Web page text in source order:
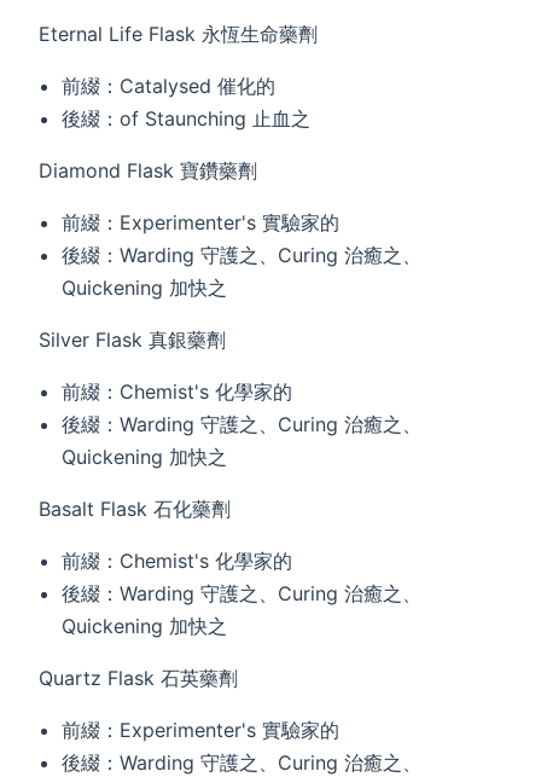
Eternal Life Flask 永恆生命藥劑
前綴：Catalysed 催化的
後綴：of Staunching 止血之
Diamond Flask 寶鑽藥劑
前綴：Experimenter's 實驗家的
後綴：Warding 守護之、Curing 治癒之、
Quickening 加快之
Silver Flask 真銀藥劑
前綴：Chemist's 化學家的
後綴：Warding 守護之、Curing 治癒之、
Quickening 加快之
Basalt Flask 石化藥劑
前綴：Chemist's 化學家的
後綴：Warding 守護之、Curing 治癒之、
Quickening 加快之
Quartz Flask 石英藥劑
前綴：Experimenter's 實驗家的
後綴：Warding 守護之、Curing 治癒之、